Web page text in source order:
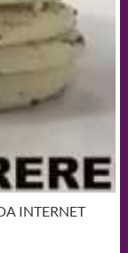
INTERNET